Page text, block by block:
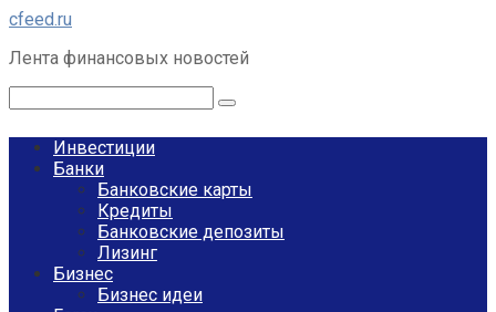
Перейти
контенту
cfeed.ru
Лента финансовых новостей
Инвестиции
Банки
Банковские карты
Кредиты
Банковские депозиты
Лизинг
Бизнес
Бизнес идеи